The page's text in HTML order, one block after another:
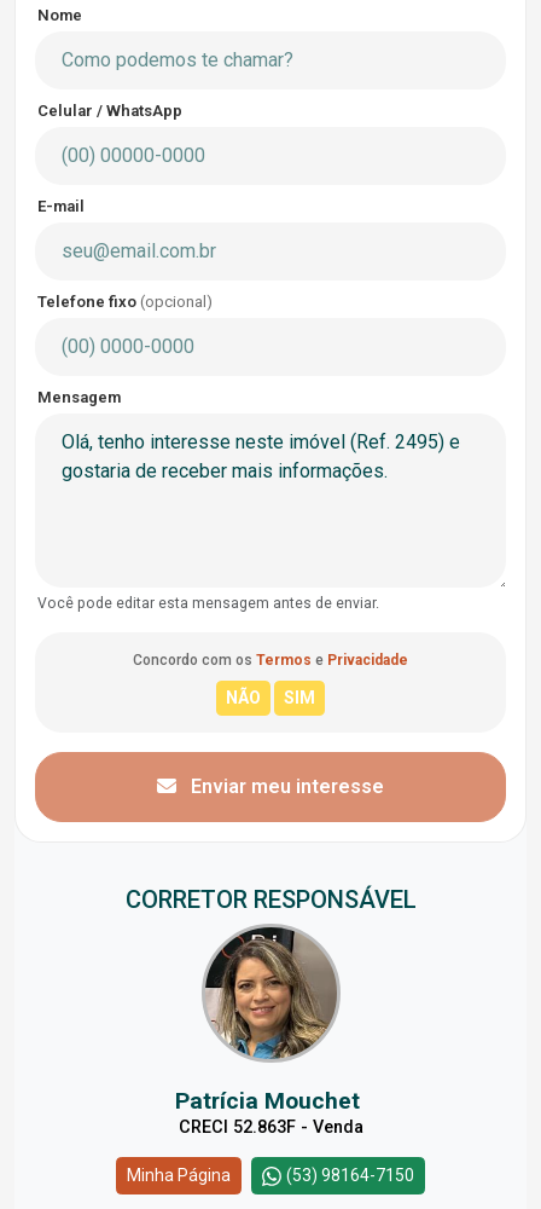
Nome
Celular / WhatsApp
E-mail
Telefone fixo (opcional)
Mensagem
Você pode editar esta mensagem antes de enviar.
Concordo com os Termos e Privacidade
Enviar meu interesse
CORRETOR RESPONSÁVEL
Patrícia Mouchet
CRECI 52.863F - Venda
Minha Página (53) 98164-7150